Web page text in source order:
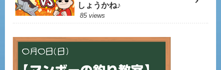
しょうかね♪
85 views